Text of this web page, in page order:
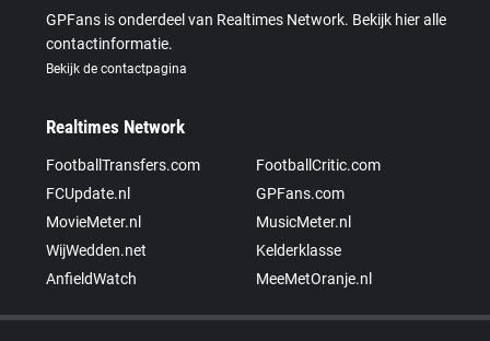
GPFans is onderdeel van Realtimes Network. Bekijk hier alle
contactinformatie.
Bekijk de contactpagina
Realtimes Network
FootballTransfers.com
FootballCritic.com
FCUpdate.nl
GPFans.com
MovieMeter.nl
MusicMeter.nl
WijWedden.net
Kelderklasse
AnfieldWatch
MeeMetOranje.nl